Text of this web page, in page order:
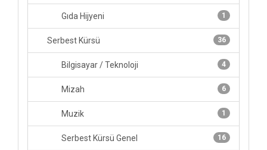
1
Gıda Hijyeni
36
Serbest Kürsü
4
Bilgisayar / Teknoloji
6
Mizah
1
Muzik
16
Serbest Kürsü Genel